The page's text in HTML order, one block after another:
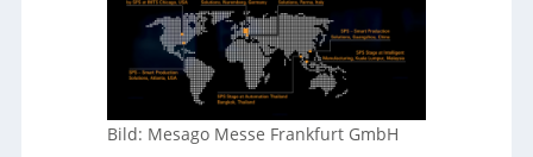
Bild: Mesago Messe Frankfurt GmbH